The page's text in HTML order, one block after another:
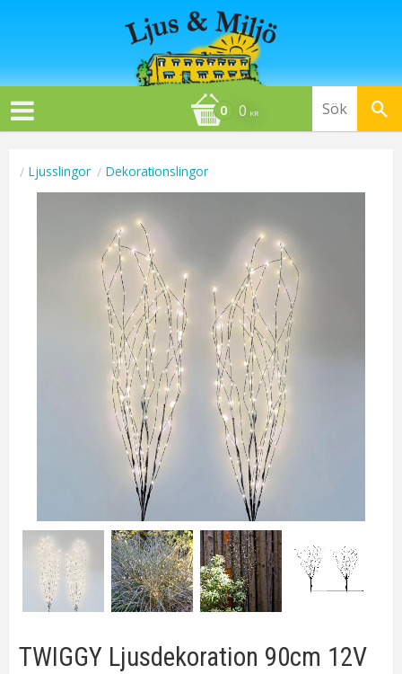
0 KR
Ljusslingor Dekorationslingor
TWIGGY Ljusdekoration 90cm 12V